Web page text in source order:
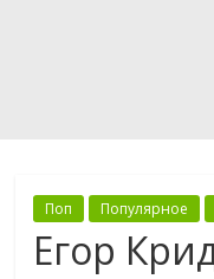
Поп Популярное
Егор